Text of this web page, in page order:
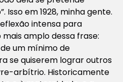
Isso em 1928, minha gente.
intensa para
amplo dessa frase:
um mínimo de
se quiserem lograr outros
arbítrio. Historicamente